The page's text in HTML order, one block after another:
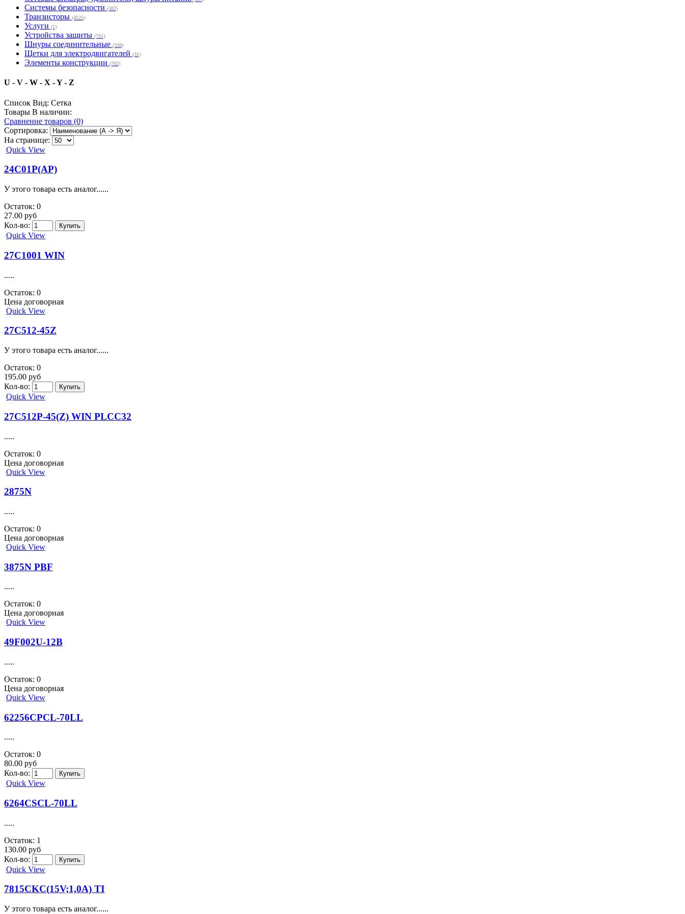
Системы безопасности (382)
Транзисторы (4525)
Услуги (1)
Устройства защиты (701)
Шнуры соединительные (338)
Щетки для электродвигателей (31)
Элементы конструкции (782)
U - V - W - X - Y - Z
Список Вид: Сетка
Товары В наличии:
Сравнение товаров (0)
Сортировка:
На странице:
Quick View
24C01P(AP)
У этого товара есть аналог......
Остаток: 0
27.00 руб
Кол-во:
Quick View
27C1001 WIN
.....
Остаток: 0
Цена договорная
Quick View
27C512-45Z
У этого товара есть аналог......
Остаток: 0
195.00 руб
Кол-во:
Quick View
27C512P-45(Z) WIN PLCC32
.....
Остаток: 0
Цена договорная
Quick View
2875N
.....
Остаток: 0
Цена договорная
Quick View
3875N PBF
.....
Остаток: 0
Цена договорная
Quick View
49F002U-12B
.....
Остаток: 0
Цена договорная
Quick View
62256CPCL-70LL
.....
Остаток: 0
80.00 руб
Кол-во:
Quick View
6264CSCL-70LL
.....
Остаток: 1
130.00 руб
Кол-во:
Quick View
7815CKC(15V;1,0A) TI
У этого товара есть аналог......